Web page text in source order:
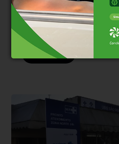
Comentar